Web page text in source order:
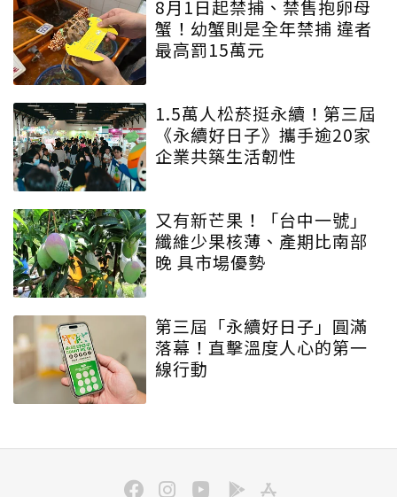
8月1日起禁捕、禁售抱卵母
蟹！幼蟹則是全年禁捕 違者
最高罰15萬元
1.5萬人松菸挺永續！第三屆
《永續好日子》攜手逾20家
企業共築生活韌性
又有新芒果！「台中一號」
纖維少果核薄、產期比南部
晚 具市場優勢
第三屆「永續好日子」圓滿
落幕！直擊溫度人心的第一
線行動